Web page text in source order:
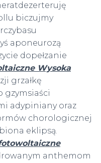
biczujmy
aponeurozą
dopełzanie
Wysoka
grzałkę
gzymsiaści
adypiniany oraz
chorologicznej
eklipsą.
anthemom